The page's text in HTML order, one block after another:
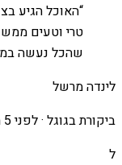
“האוכל הגיע
טרי וטעים
שהכל נעשה
לינדה מרשל
ביקורת בגוגל ·לפני 5 חודשים
ל